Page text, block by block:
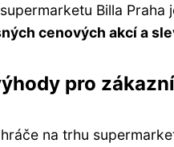
Billa Praha
cenových akcí a
pro
na trhu